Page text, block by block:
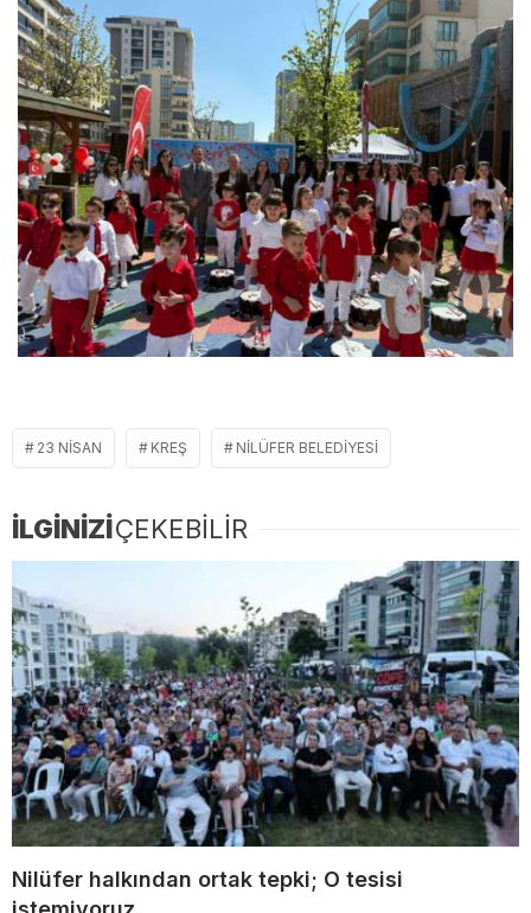
23 NISAN KREŞ NILÜFER BELEDIYESI
İLGİNİZİÇEKEBİLİR
Nilüfer halkından ortak tepki; O tesisi